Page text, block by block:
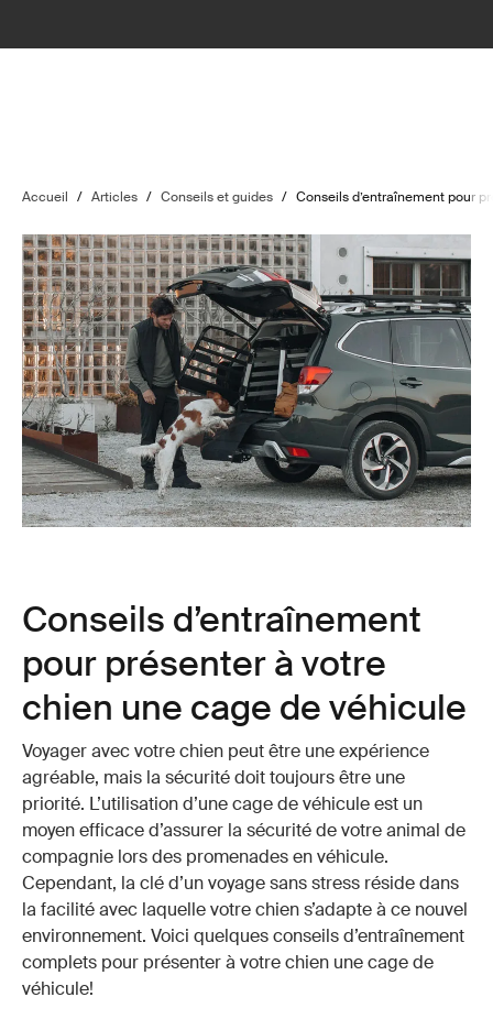
Accueil / Articles / Conseils et guides / Conseils d’entraînement pour
Conseils d’entraînement
pour présenter à votre
chien une cage de véhicule
Voyager avec votre chien peut être une expérience
agréable, mais la sécurité doit toujours être une
priorité. L’utilisation d’une cage de véhicule est un
moyen efficace d’assurer la sécurité de votre animal de
compagnie lors des promenades en véhicule.
Cependant, la clé d’un voyage sans stress réside dans
la facilité avec laquelle votre chien s’adapte à ce nouvel
environnement. Voici quelques conseils d’entraînement
complets pour présenter à votre chien unecagede
véhicule!